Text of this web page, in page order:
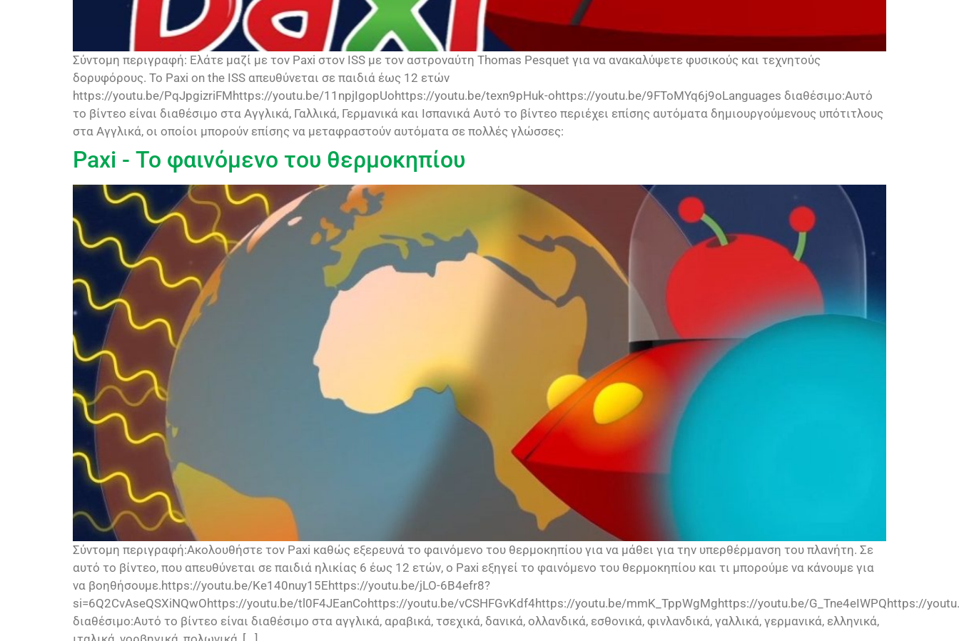
Σύντομη περιγραφή: Ελάτε μαζί με τον Paxi στον ISS με τον αστροναύτη Thomas Pesquet για να ανακαλύψετε φυσικούς και τεχνητούς
δορυφόρους. Το Paxi on the ISS απευθύνεται σε παιδιά έως 12 ετών
https://youtu.be/PqJpgizriFMhttps://youtu.be/11npjIgopUohttps://youtu.be/texn9pHuk-ohttps://youtu.be/9FToMYq6j9oLanguages διαθέσιμο:Αυτό
το βίντεο είναι διαθέσιμο στα Αγγλικά, Γαλλικά, Γερμανικά και Ισπανικά Αυτό το βίντεο περιέχει επίσης αυτόματα δημιουργούμενους υπότιτλους
στα Αγγλικά, οι οποίοι μπορούν επίσης να μεταφραστούν αυτόματα σε πολλές γλώσσες:
Paxi - Το φαινόμενο του θερμοκηπίου
Σύντομη περιγραφή:Ακολουθήστε τον Paxi καθώς εξερευνά το φαινόμενο του θερμοκηπίου για να μάθει για την υπερθέρμανση του πλανήτη. Σε
αυτό το βίντεο, που απευθύνεται σε παιδιά ηλικίας 6 έως 12 ετών, ο Paxi εξηγεί το φαινόμενο του θερμοκηπίου και τι μπορούμε να κάνουμε για
να βοηθήσουμε.https://youtu.be/Ke140nuy15Ehttps://youtu.be/jLO-6B4efr8?
si=6Q2CvAseQSXiNQwOhttps://youtu.be/tl0F4JEanCohttps://youtu.be/vCSHFGvKdf4https://youtu.be/mmK_TppWgMghttps://youtu.be/G_Tne4eIWPQhttps://
διαθέσιμο:Αυτό το βίντεο είναι διαθέσιμο στα αγγλικά, αραβικά, τσεχικά, δανικά, ολλανδικά, εσθονικά, φινλανδικά, γαλλικά, γερμανικά, ελληνικά,